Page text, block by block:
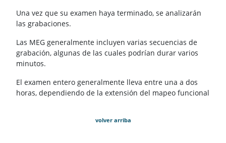
Una vez que su examen haya terminado, se analizarán
las grabaciones.
Las MEG generalmente incluyen varias secuencias de
grabación, algunas de las cuales podrían durar varios
minutos.
El examen entero generalmente lleva entre una a dos
horas, dependiendo de la extensión del mapeo funcional
volver arriba